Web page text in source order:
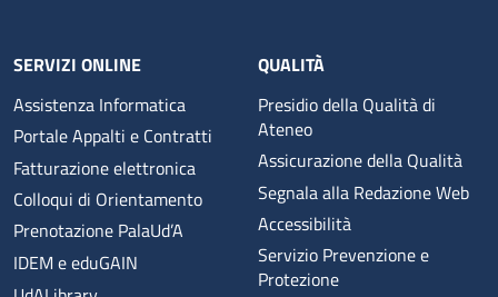
SERVIZI ONLINE
Assistenza Informatica
Portale Appalti e Contratti
Fatturazione elettronica
Colloqui di Orientamento
Prenotazione PalaUd’A
IDEM e eduGAIN
QUALITÀ
Presidio della Qualità di
Ateneo
Assicurazione della Qualità
Segnala alla Redazione Web
Accessibilità
Servizio Prevenzione e
Protezione